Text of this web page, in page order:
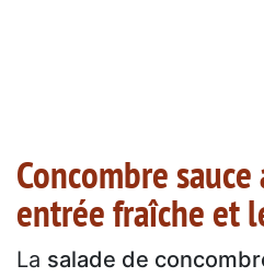
Concombre
entrée fraîche et
La salade de